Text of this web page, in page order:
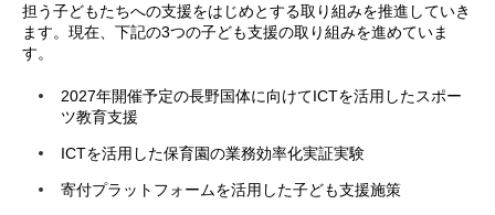
担う子どもたちへの支援をはじめとする取り組みを推進していき
ます。現在、下記の3つの子ども支援の取り組みを進めていま
す。
2027年開催予定の長野国体に向けてICTを活用したスポー
ツ教育支援
ICTを活用した保育園の業務効率化実証実験
寄付プラットフォームを活用した子ども支援施策